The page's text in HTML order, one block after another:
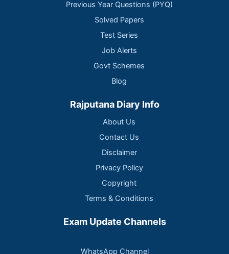
Previous Year Questions (PYQ)
Solved Papers
Test Series
Job Alerts
Govt Schemes
Blog
Rajputana Diary Info
About Us
Contact Us
Disclaimer
Privacy Policy
Copyright
Terms & Conditions
Exam Update Channels
WhatsApp Channel